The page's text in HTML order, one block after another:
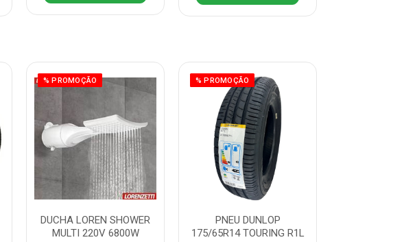
% PROMOÇÃO
DUCHA LOREN SHOWER
MULTI 220V 6800W
% PROMOÇÃO
PNEU DUNLOP
175/65R14 TOURING R1L